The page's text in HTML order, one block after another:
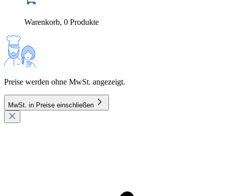
Warenkorb, 0 Produkte
Preise werden ohne MwSt. angezeigt.
MwSt. in Preise einschließen